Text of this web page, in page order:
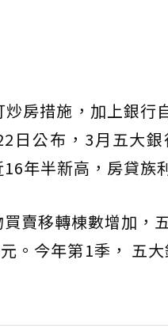
房措施，加上銀
日公布，3月五大
年半新高，房貸族
賣移轉棟數增加，
。今年第1季， 五